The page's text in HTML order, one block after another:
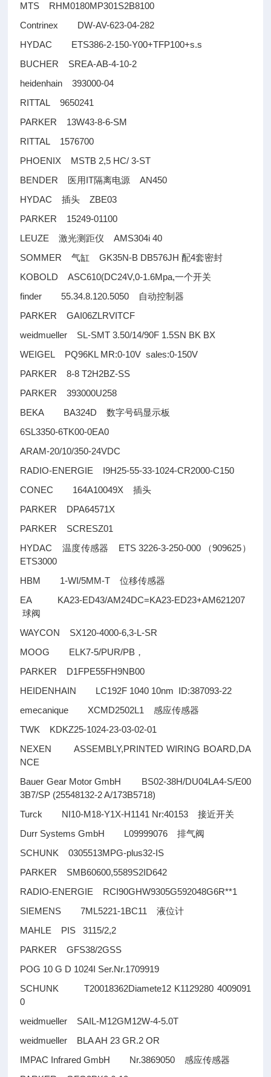
MTS RHM0180MP301S2B8100
Contrinex DW-AV-623-04-282
HYDAC ETS386-2-150-Y00+TFP100+s.s
BUCHER SREA-AB-4-10-2
heidenhain 393000-04
RITTAL 9650241
PARKER 13W43-8-6-SM
RITTAL 1576700
PHOENIX MSTB 2,5 HC/ 3-ST
BENDER
医用IT隔离电源
AN450
HYDAC插头 ZBE03
PARKER 15249-01100
LEUZE激光测距仪
AMS304i 40
SOMMER气缸 GK35N-B DB576JH配4套密封
KOBOLD ASC610(DC24V,0-1.6Mpa,一个开关
finder 55.34.8.120.5050 自动控制器
PARKER GAI06ZLRVITCF
weidmueller SL-SMT 3.50/14/90F 1.5SN BK BX
WEIGEL PQ96KL MR:0-10V sales:0-150V
PARKER 8-8 T2H2BZ-SS
PARKER 393000U258
BEKA BA324D数字号码显示板
6SL3350-6TK00-0EA0
ARAM-20/10/350-24VDC
RADIO-ENERGIE I9H25-55-33-1024-CR2000-C150
CONEC 164A10049X插头
PARKER DPA64571X
PARKER SCRESZ01
HYDAC温度传感器 ETS 3226-3-250-000 （909625）
ETS3000
HBM 1-WI/5MM-T位移传感器
EA KA23-ED43/AM24DC=KA23-ED23+AM621207
球阀
WAYCON SX120-4000-6,3-L-SR
MOOG ELK7-5/PUR/PB ，
PARKER D1FPE55FH9NB00
HEIDENHAIN LC192F 1040 10nm ID:387093-22
emecanique XCMD2502L1感应传感器
TWK KDKZ25-1024-23-03-02-01
NEXEN ASSEMBLY,PRINTED WIRING BOARD,DA
NCE
Bauer Gear Motor GmbH BS02-38H/DU04LA4-S/E00
3B7/SP (25548132-2 A/173B5718)
Turck NI10-M18-Y1X-H1141 Nr:40153接近开关
Durr Systems GmbH L09999076排气阀
SCHUNK 0305513MPG-plus32-IS
PARKER SMB60600,5589S2ID642
RADIO-ENERGIE RCI90GHW9305G592048G6R**1
SIEMENS 7ML5221-1BC11液位计
MAHLE PIS 3115/2,2
PARKER GFS38/2GSS
POG 10 G D 1024I Ser.Nr.1709919
SCHUNK T20018362Diamete12 K1129280 4009091
0
weidmueller SAIL-M12GM12W-4-5.0T
weidmueller BLA AH 23 GR.2 OR
IMPAC Infrared GmbH Nr.3869050感应传感器